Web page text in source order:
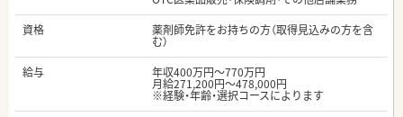
資格
薬剤師免許をお持ちの方（取得見込みの方を含
む）
給与
年収400万円～770万円
月給271,200円～478,000円
※経験・年齢・選択コースによります